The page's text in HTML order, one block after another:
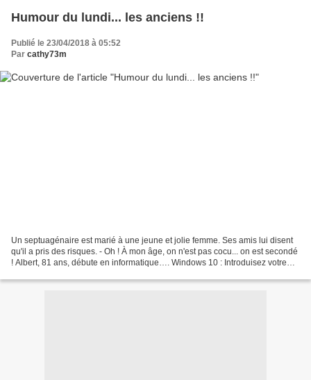
Humour du lundi... les anciens !!
Publié le 23/04/2018 à 05:52
Par cathy73m
Un septuagénaire est marié à une jeune et jolie femme. Ses amis lui disent
qu'il a pris des risques. - Oh ! À mon âge, on n'est pas cocu... on est secondé
! Albert, 81 ans, débute en informatique…. Windows 10 : Introduisez votre